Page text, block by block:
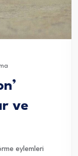
ve
eylemleri